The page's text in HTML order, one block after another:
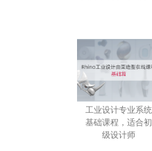
工业设计专业系统
基础课程，适合初
级设计师